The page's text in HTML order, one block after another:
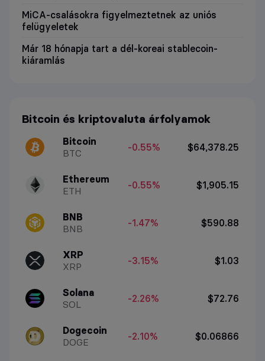
MiCA-csalásokra figyelmeztetnek az uniós
felügyeletek
Már 18 hónapja tart a dél-koreai stablecoin-
kiáramlás
Bitcoin és kriptovaluta árfolyamok
Bitcoin
BTC
-0.55% $64,378.25
Ethereum
ETH
-0.55% $1,905.15
BNB
BNB
-1.47% $590.88
XRP
XRP
-3.15% $1.03
Solana
SOL
-2.26% $72.76
Dogecoin
DOGE
-2.10% $0.06866